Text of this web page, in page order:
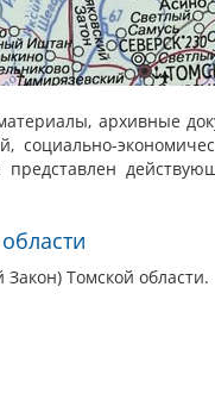
архивные
социально-
Томской области.